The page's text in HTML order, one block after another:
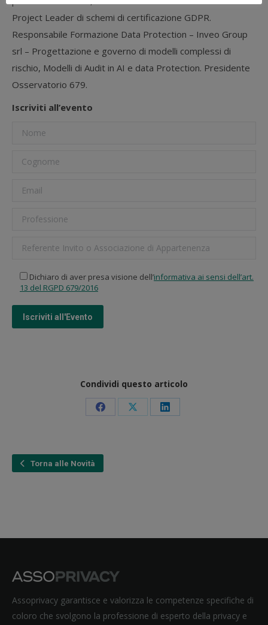
Project Leader di schemi di certificazione GDPR.
Responsabile Formazione Data Protection – Inveo Group
srl – Progettazione e governo di modelli complessi di
rischio, Modelli di Audit in AI e data Protection. Presidente
Osservatorio 679.
Iscriviti all’evento
Dichiaro di aver presa visione dell’informativa ai sensi dell’art.
13 del RGPD 679/2016
Condividi questo articolo
Condividi
Facebook
CondividiCondividi
Torna alle Novità
Assoprivacy garantisce e valorizza le competenze specifiche di
coloro che svolgono la professione di esperto della privacy e